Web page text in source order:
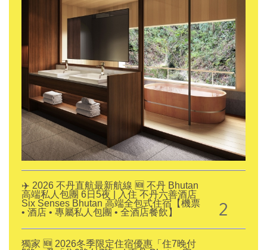
✈️ 2026 不丹直航最新航線 🆕 不丹 Bhutan
高端私人包團 6日5夜 | 入住 不丹六善酒店
Six Senses Bhutan 高端全包式住宿【機票
• 酒店 • 專屬私人包團 • 全酒店餐飲】
2
獨家 🆕 2026冬季限定住宿優惠「住7晚付